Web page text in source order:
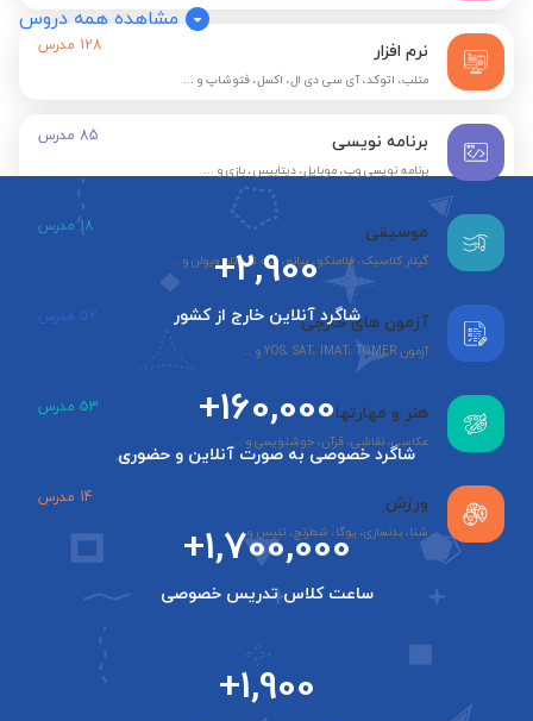
نرم افزار
متلب، اتوکد، آی سی دی ال، اکسل، فتوشاپ و ...
128 مدرس
برنامه نویسی
برنامه نویسی وب، موبایل، دیتابیس، بازی و ...
85 مدرس
موسیقی
گیتار کلاسیک، فلامنکو، پیانو، سه تار، تار، ویولن و ...
18 مدرس
آزمون های خارجی
آزمون YOS، SAT، IMAT، TOMER و ...
52 مدرس
هنر و مهارتها
عکاسی، نقاشی، قرآن، خوشنویسی و ...
53 مدرس
ورزش
شنا، بدنسازی، یوگا، شطرنج، تنیس و ...
14 مدرس
مشاهده همه دروس
+2,900
شاگرد آنلاین خارج از کشور
+160,000
شاگرد خصوصی به صورت آنلاین و حضوری
+1,700,000
ساعت کلاس تدریس خصوصی
+1,900